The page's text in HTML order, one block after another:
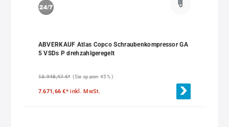
ABVERKAUF Atlas Copco Schraubenkompressor GA
5 VSDs P drehzahlgeregelt
13.948,47 €* (Sie sparen 45% )
7.671,66 €*inkl. MwSt.